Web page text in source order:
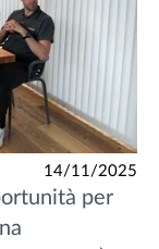
14/11/2025
per